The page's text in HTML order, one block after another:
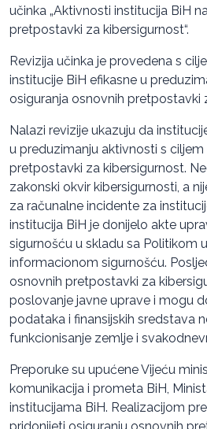
učinka „Aktivnosti institucija BiH
pretpostavki za kibersigurnost“.
Revizija učinka je provedena s
institucije BiH efikasne u
osiguranja osnovnih pretpostavki
Nalazi revizije ukazuju da
u preduzimanju aktivnosti s
pretpostavki za kibersigurnost.
zakonski okvir kibersigurnosti, a
za računalne incidente za
institucija BiH je donijelo akte
sigurnošću u skladu sa Politikom
informacionom sigurnošću.
osnovnih pretpostavki za
poslovanje javne uprave i mogu
podataka i finansijskih sredstava
funkcionisanje zemlje i
Preporuke su upućene Vijeću
komunikacija i prometa BiH,
institucijama BiH. Realizacijom
pridonijeti osiguranju osnovnih